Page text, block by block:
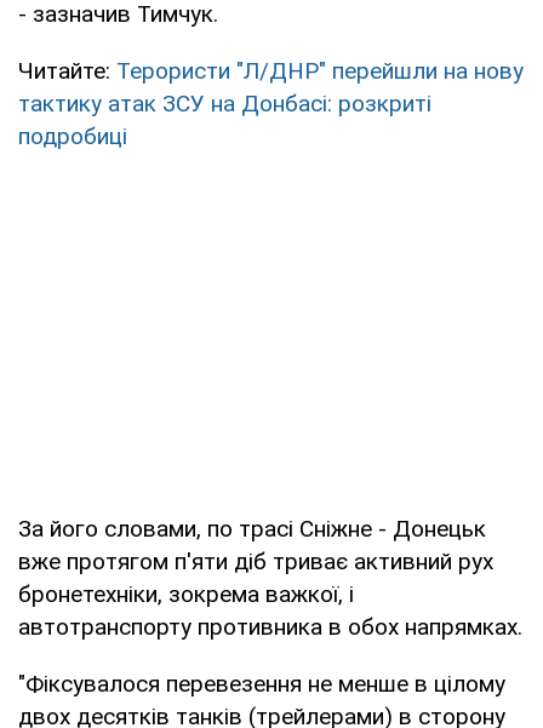
- зазначив Тимчук.
Читайте: Терористи "Л/ДНР" перейшли на нову
тактику атак ЗСУ на Донбасі: розкриті
подробиці
За його словами, по трасі Сніжне - Донецьк
вже протягом п'яти діб триває активний рух
бронетехніки, зокрема важкої, і
автотранспорту противника в обох напрямках.
"Фіксувалося перевезення не менше в цілому
двох десятків танків (трейлерами) в сторону